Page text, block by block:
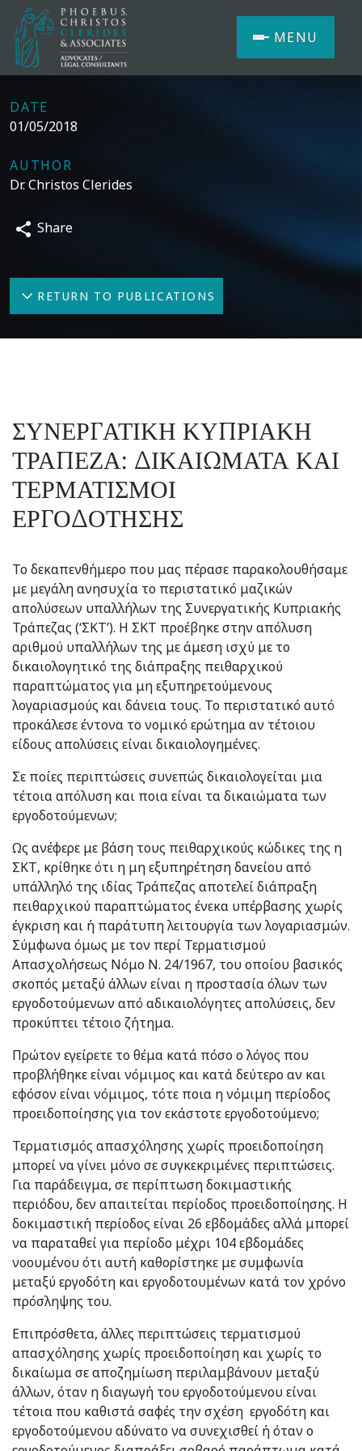
MENU
DATE
01/05/2018
AUTHOR
Dr. Christos Clerides
Share
RETURN TO PUBLICATIONS
ΣΥΝΕΡΓΑΤΙΚΗ ΚΥΠΡΙΑΚΗ
ΤΡΑΠΕΖΑ: ΔΙΚΑΙΩΜΑΤΑ ΚΑΙ
ΤΕΡΜΑΤΙΣΜΟΙ
ΕΡΓΟΔΟΤΗΣΗΣ
Το δεκαπενθήμερο που μας πέρασε παρακολουθήσαμε
με μεγάλη ανησυχία το περιστατικό μαζικών
απολύσεων υπαλλήλων της Συνεργατικής Κυπριακής
Τράπεζας (‘ΣΚΤ’). Η ΣΚΤ προέβηκε στην απόλυση
αριθμού υπαλλήλων της με άμεση ισχύ με το
δικαιολογητικό της διάπραξης πειθαρχικού
παραπτώματος για μη εξυπηρετούμενους
λογαριασμούς και δάνεια τους. Το περιστατικό αυτό
προκάλεσε έντονα το νομικό ερώτημα αν τέτοιου
είδους απολύσεις είναι δικαιολογημένες.
Σε ποίες περιπτώσεις συνεπώς δικαιολογείται μια
τέτοια απόλυση και ποια είναι τα δικαιώματα των
εργοδοτούμενων;
Ως ανέφερε με βάση τους πειθαρχικούς κώδικες της η
ΣΚΤ, κρίθηκε ότι η μη εξυπηρέτηση δανείου από
υπάλληλό της ιδίας Τράπεζας αποτελεί διάπραξη
πειθαρχικού παραπτώματος ένεκα υπέρβασης χωρίς
έγκριση και ή παράτυπη λειτουργία των λογαριασμών.
Σύμφωνα όμως με τον περί Τερματισμού
Απασχολήσεως Νόμο Ν. 24/1967, του οποίου βασικός
σκοπός μεταξύ άλλων είναι η προστασία όλων των
εργοδοτούμενων από αδικαιολόγητες απολύσεις, δεν
προκύπτει τέτοιο ζήτημα.
Πρώτον εγείρετε το θέμα κατά πόσο ο λόγος που
προβλήθηκε είναι νόμιμος και κατά δεύτερο αν και
εφόσον είναι νόμιμος, τότε ποια η νόμιμη περίοδος
προειδοποίησης για τον εκάστοτε εργοδοτούμενο;
Τερματισμός απασχόλησης χωρίς προειδοποίηση
μπορεί να γίνει μόνο σε συγκεκριμένες περιπτώσεις.
Για παράδειγμα, σε περίπτωση δοκιμαστικής
περιόδου, δεν απαιτείται περίοδος προειδοποίησης. Η
δοκιμαστική περίοδος είναι 26 εβδομάδες αλλά μπορεί
να παραταθεί για περίοδο μέχρι 104 εβδομάδες
νοουμένου ότι αυτή καθορίστηκε με συμφωνία
μεταξύ εργοδότη και εργοδοτουμένων κατά τον χρόνο
πρόσληψης του.
Επιπρόσθετα, άλλες περιπτώσεις τερματισμού
απασχόλησης χωρίς προειδοποίηση και χωρίς το
δικαίωμα σε αποζημίωση περιλαμβάνουν μεταξύ
άλλων, όταν η διαγωγή του εργοδοτούμενου είναι
τέτοια που καθιστά σαφές την σχέση εργοδότη και
εργοδοτούμενου αδύνατο να συνεχισθεί ή όταν ο